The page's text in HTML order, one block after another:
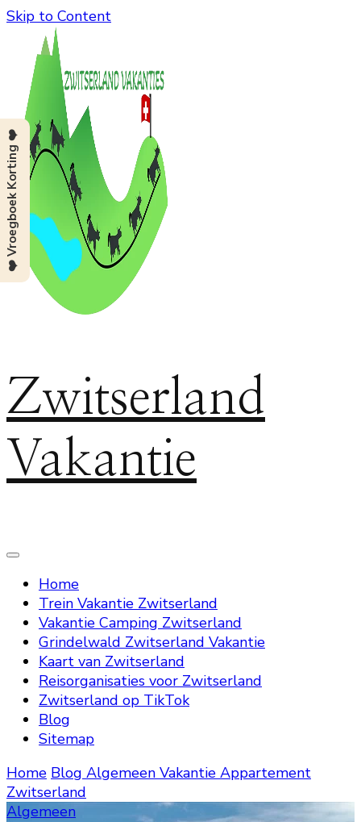
Skip to Content
Zwitserland
Vakantie
Home
Trein Vakantie Zwitserland
Vakantie Camping Zwitserland
Grindelwald Zwitserland Vakantie
Kaart van Zwitserland
Reisorganisaties voor Zwitserland
Zwitserland op TikTok
Blog
Sitemap
Home Blog Algemeen Vakantie Appartement
Zwitserland
Algemeen
❤️ Vroegboek Korting ❤️